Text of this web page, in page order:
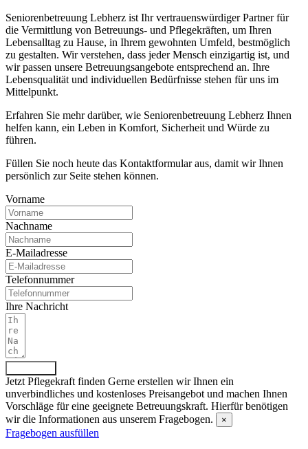
Seniorenbetreuung Lebherz ist Ihr vertrauenswürdiger Partner für
die Vermittlung von Betreuungs- und Pflegekräften, um Ihren
Lebensalltag zu Hause, in Ihrem gewohnten Umfeld, bestmöglich
zu gestalten. Wir verstehen, dass jeder Mensch einzigartig ist, und
wir passen unsere Betreuungsangebote entsprechend an. Ihre
Lebensqualität und individuellen Bedürfnisse stehen für uns im
Mittelpunkt.
Erfahren Sie mehr darüber, wie Seniorenbetreuung Lebherz Ihnen
helfen kann, ein Leben in Komfort, Sicherheit und Würde zu
führen.
Füllen Sie noch heute das Kontaktformular aus, damit wir Ihnen
persönlich zur Seite stehen können.
Vorname
Nachname
E-Mailadresse
Telefonnummer
Ihre Nachricht
Jetzt Pflegekraft finden Gerne erstellen wir Ihnen ein
unverbindliches und kostenloses Preisangebot und machen Ihnen
Vorschläge für eine geeignete Betreuungskraft. Hierfür benötigen
wir die Informationen aus unserem Fragebogen.
×
Fragebogen ausfüllen